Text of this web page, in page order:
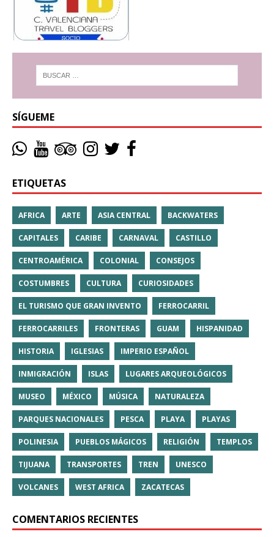
SÍGUEME
ETIQUETAS
AFRICA ARTE ASIA CENTRAL BACKWATERS
CAPITALES CARIBE CARNAVAL CASTILLO
CENTROAMÉRICA COLONIAL CONSEJOS
COSTUMBRES CULTURA CURIOSIDADES
EL TURISMO QUE GRAN INVENTO FERROCARRIL
FERROCARRILES FRONTERAS GUAM HISPANIDAD
HISTORIA IGLESIAS IMPERIO ESPAÑOL
INMIGRACIÓN ISLAS LUGARES ARQUEOLÓGICOS
MUSEO MÉXICO MÚSICA NATURALEZA
PARQUES NACIONALES PESCA PLAYA PLAYAS
POLINESIA PUEBLOS MÁGICOS RELIGIÓN TEMPLOS
TIJUANA TRANSPORTES TREN UNESCO
VOLCANES WEST AFRICA ZACATECAS
COMENTARIOS RECIENTES